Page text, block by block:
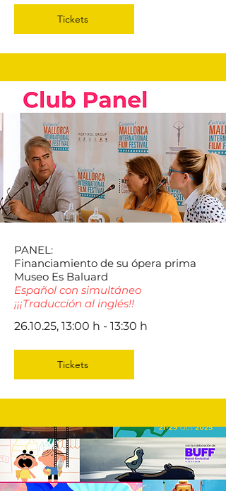
Tickets
PANEL:
Financiamiento de su ópera prima
Museo Es Baluard
Español con simultáneo
¡¡¡Traducción al inglés!!
26.10.25, 13:00 h - 13:30 h
Tickets